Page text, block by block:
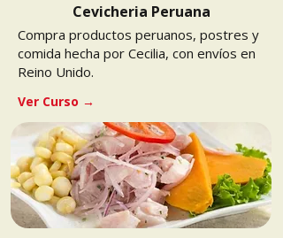
Cevicheria Peruana
Compra productos peruanos, postres y
comida hecha por Cecilia, con envíos en
Reino Unido.
Ver Curso →